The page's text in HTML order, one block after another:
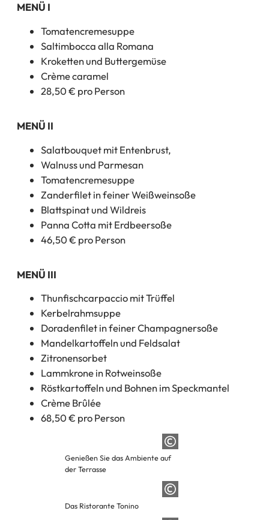
MENÜ I
Tomatencremesuppe
Saltimbocca alla Romana
Kroketten und Buttergemüse
Crème caramel
28,50 € pro Person
MENÜ II
Salatbouquet mit Entenbrust,
Walnuss und Parmesan
Tomatencremesuppe
Zanderfilet in feiner Weißweinsoße
Blattspinat und Wildreis
Panna Cotta mit Erdbeersoße
46,50 € pro Person
MENÜ III
Thunfischcarpaccio mit Trüffel
Kerbelrahmsuppe
Doradenfilet in feiner Champagnersoße
Mandelkartoffeln und Feldsalat
Zitronensorbet
Lammkrone in Rotweinsoße
Röstkartoffeln und Bohnen im Speckmantel
Crème Brûlée
68,50 € pro Person
Genießen Sie das Ambiente auf
der Terrasse
Das Ristorante Tonino